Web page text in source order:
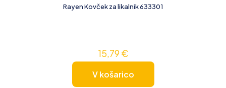
Rayen Kovček za likalnik 633301
15,79€
V košarico